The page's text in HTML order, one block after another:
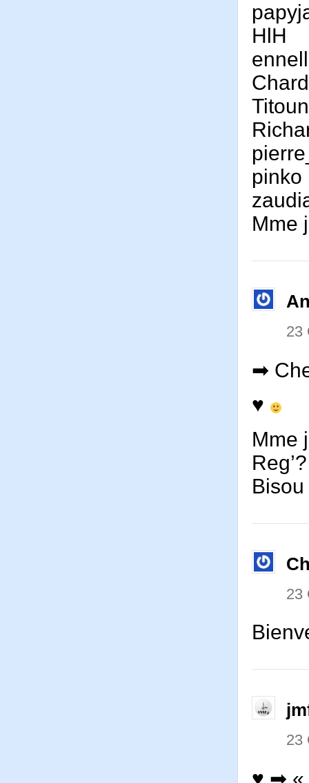
HlH
pinko
23
➡
♥
Mme
Bisou
23
23